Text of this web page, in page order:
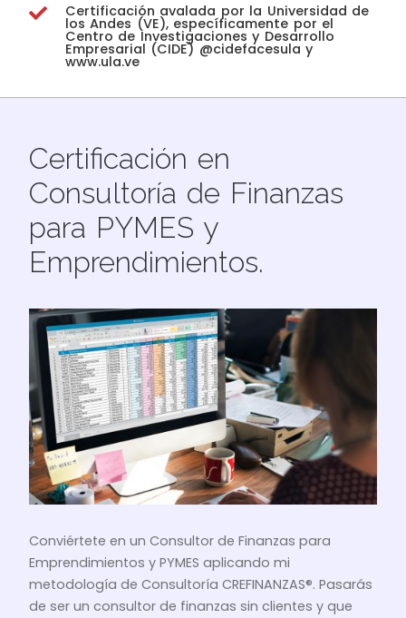
Certificación avalada por la Universidad de
los Andes (VE), específicamente por el
Centro de Investigaciones y Desarrollo
Empresarial (CIDE) @cidefacesula y
www.ula.ve
Certificación en
Consultoría de Finanzas
para PYMES y
Emprendimientos.
Conviértete en un Consultor de Finanzas para
Emprendimientos y PYMES aplicando mi
metodología de Consultoría CREFINANZAS®. Pasarás
de ser un consultor de finanzas sin clientes y que